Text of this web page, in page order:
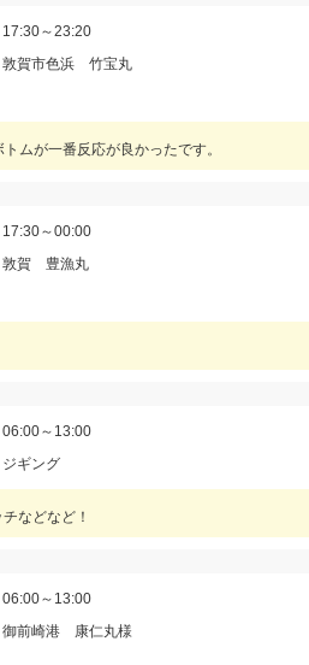
17:30～23:20
敦賀市色浜 竹宝丸
ムが一番反応が良かったです。
17:30～00:00
敦賀 豊漁丸
06:00～13:00
ジギング
などなど！
06:00～13:00
御前崎港 康仁丸様